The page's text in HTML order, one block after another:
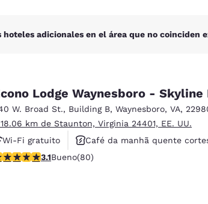
France
adicionales en el área que no coinciden
Lodge Waynesboro - Skyline
W. Broad St., Building B, Waynesboro, VA,
18.06 km de Staunton, Virginia 24401, EE. UU.
Wi-Fi gratuito
Café da manhã quente
Aceita animais de estimação
de 3.11 estrellas. Bueno. 80 reseñas
3.1Bueno(80)